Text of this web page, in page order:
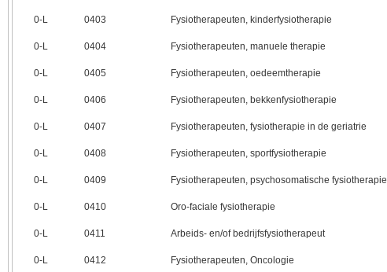
0‑L 0403 Fysiotherapeuten, kinderfysiotherapie
0‑L 0404 Fysiotherapeuten, manuele therapie
0‑L 0405 Fysiotherapeuten, oedeemtherapie
0‑L 0406 Fysiotherapeuten, bekkenfysiotherapie
0‑L 0407 Fysiotherapeuten, fysiotherapie in de geriatrie
0‑L 0408 Fysiotherapeuten, sportfysiotherapie
0‑L 0409 Fysiotherapeuten, psychosomatische fysiotherapie
0‑L 0410 Oro-faciale fysiotherapie
0‑L 0411 Arbeids- en/of bedrijfsfysiotherapeut
0‑L 0412 Fysiotherapeuten, Oncologie